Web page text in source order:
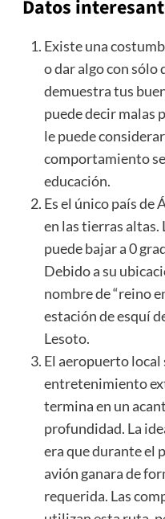
Datos
Existe una
o dar algo con sólo
demuestra tus
puede decir malas
le puede
comportamiento
educación.
Es el único país
en las tierras
puede bajar a 0
Debido a su
nombre de “reino
estación de esquí
Lesoto.
El aeropuerto local
entretenimiento
termina en un
profundidad. La
era que durante el
avión ganara de
requerida. Las